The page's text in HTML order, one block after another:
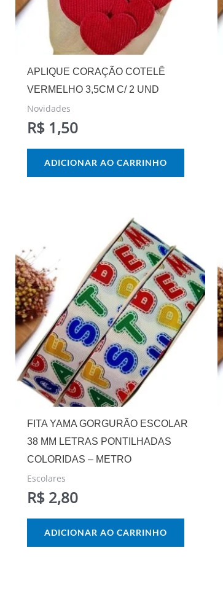
APLIQUE CORAÇÃO COTELÊ
VERMELHO 3,5CM C/ 2 UND
Novidades
R$ 1,50
ADICIONAR AO CARRINHO
FITA YAMA GORGURÃO ESCOLAR
38 MM LETRAS PONTILHADAS
COLORIDAS – METRO
Escolares
R$ 2,80
ADICIONAR AO CARRINHO